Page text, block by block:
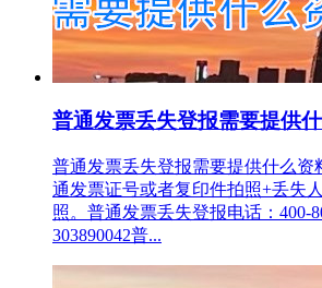
普通发票丢失登报需要提供
普通发票丢失登报需要提供什么资
通发票证号或者复印件拍照+丢失
照。普通发票丢失登报电话：400-
303890042普...